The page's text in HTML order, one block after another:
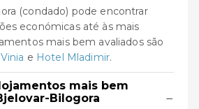
(condado) pode encontrar
económicas até às mais
mais bem avaliados são
e Hotel Mladimir.
mais bem
Bilogora
−